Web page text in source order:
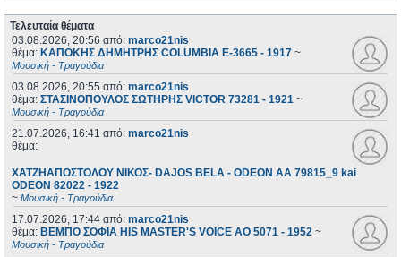
Τελευταία θέματα
03.08.2026, 20:56 από: marco21nis
θέμα: ΚΑΠΟΚΗΣ ΔΗΜΗΤΡΗΣ COLUMBIA E-3665 - 1917 ~
Μουσική - Τραγούδια
03.08.2026, 20:55 από: marco21nis
θέμα: ΣΤΑΣΙΝΟΠΟΥΛΟΣ ΣΩΤΗΡΗΣ VICTOR 73281 - 1921 ~
Μουσική - Τραγούδια
21.07.2026, 16:41 από: marco21nis
θέμα:
ΧΑΤΖΗΑΠΟΣΤΟΛΟΥ ΝΙΚΟΣ- DAJOS BELA - ODEON AA 79815_9 kai
ODEON 82022 - 1922
~ Μουσική - Τραγούδια
17.07.2026, 17:44 από: marco21nis
θέμα: ΒΕΜΠΟ ΣΟΦΙΑ HIS MASTER'S VOICE AO 5071 - 1952 ~
Μουσική - Τραγούδια